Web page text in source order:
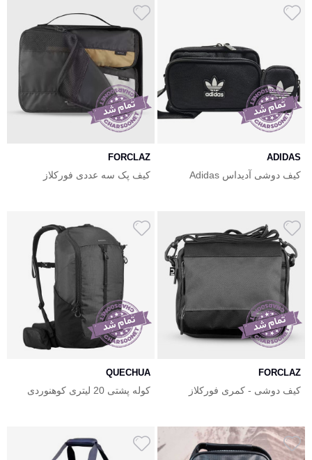
ADIDAS
کیف دوشی آدیداس Adidas
FORCLAZ
کیف پک سه عددی فورکلاز
FORCLAZ
کیف دوشی - کمری فورکلاز
QUECHUA
کوله پشتی 20 لیتری کوهنوردی